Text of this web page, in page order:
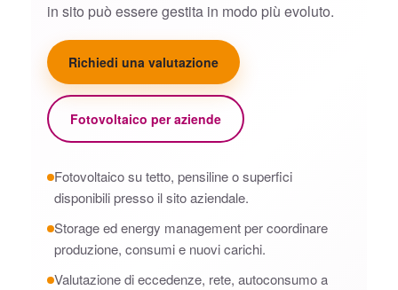
in sito può essere gestita in modo più evoluto.
Richiedi una valutazione
Fotovoltaico per aziende
Fotovoltaico su tetto, pensiline o superfici
disponibili presso il sito aziendale.
Storage ed energy management per coordinare
produzione, consumi e nuovi carichi.
Valutazione di eccedenze, rete, autoconsumo a